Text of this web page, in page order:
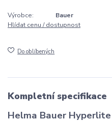
Výrobce:
Bauer
Hlídat cenu / dostupnost
Do oblíbených
Kompletní specifikace
Helma Bauer